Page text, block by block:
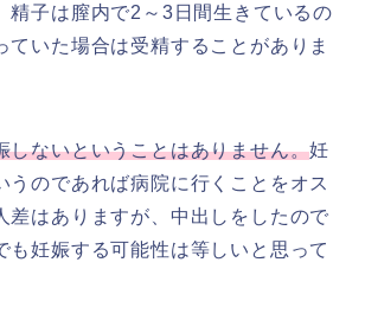
精子は膣内で2～3日間生きているの
ていた場合は受精することがありま
しないということはありません。妊
うのであれば病院に行くことをオス
差はありますが、中出しをしたので
も妊娠する可能性は等しいと思って